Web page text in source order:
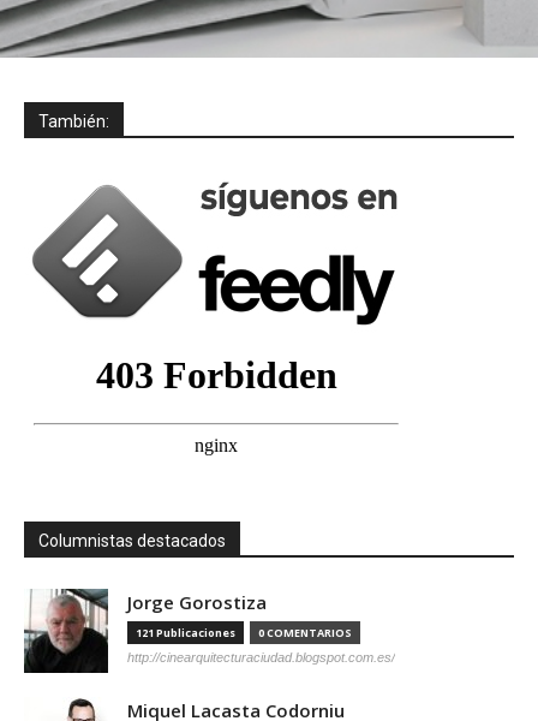
También:
Columnistas destacados
Jorge Gorostiza
121 Publicaciones 0 COMENTARIOS
http://cinearquitecturaciudad.blogspot.com.es/
Miquel Lacasta Codorniu